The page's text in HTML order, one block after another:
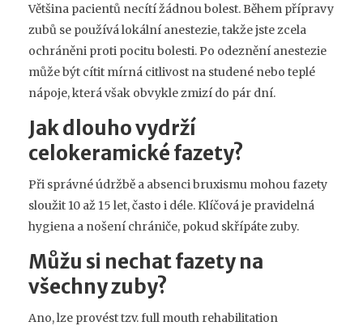
Většina pacientů necítí žádnou bolest. Během přípravy
zubů se používá lokální anestezie, takže jste zcela
ochráněni proti pocitu bolesti. Po odeznění anestezie
může být cítit mírná citlivost na studené nebo teplé
nápoje, která však obvykle zmizí do pár dní.
Jak dlouho vydrží
celokeramické fazety?
Při správné údržbě a absenci bruxismu mohou fazety
sloužit 10 až 15 let, často i déle. Klíčová je pravidelná
hygiena a nošení chrániče, pokud skřípáte zuby.
Můžu si nechat fazety na
všechny zuby?
Ano, lze provést tzv. full mouth rehabilitation